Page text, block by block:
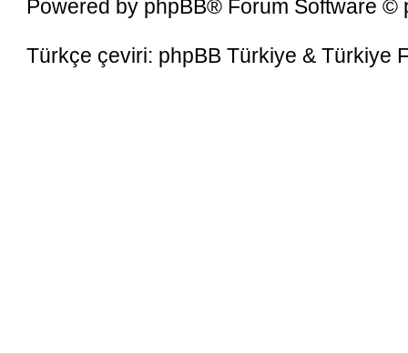
Powered by phpBB® Forum Software ©
Türkçe çeviri: phpBB Türkiye &Türkiye